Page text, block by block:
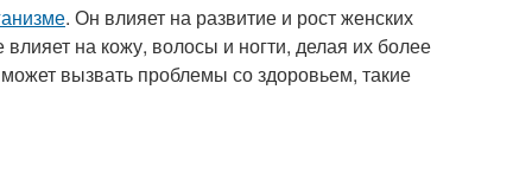
. Он влияет на развитие и рост женских
на кожу, волосы и ногти, делая их более
вызвать проблемы со здоровьем, такие